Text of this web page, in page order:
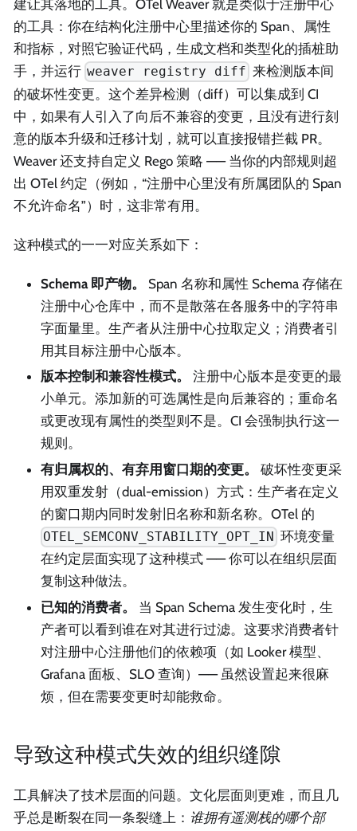
建让其落地的工具。OTel Weaver 就是类似于注册中心
的工具：你在结构化注册中心里描述你的 Span、属性
和指标，对照它验证代码，生成文档和类型化的插桩助
手，并运行 weaver registry diff 来检测版本间
的破坏性变更。这个差异检测（diff）可以集成到 CI
中，如果有人引入了向后不兼容的变更，且没有进行刻
意的版本升级和迁移计划，就可以直接报错拦截 PR。
Weaver 还支持自定义 Rego 策略 —— 当你的内部规则超
出 OTel 约定（例如，“注册中心里没有所属团队的 Span
不允许命名”）时，这非常有用。
这种模式的一一对应关系如下：
Schema 即产物。
Span 名称和属性 Schema 存储在
注册中心仓库中，而不是散落在各服务中的字符串
字面量里。生产者从注册中心拉取定义；消费者引
用其目标注册中心版本。
版本控制和兼容性模式。
注册中心版本是变更的最
小单元。添加新的可选属性是向后兼容的；重命名
或更改现有属性的类型则不是。CI 会强制执行这一
规则。
有归属权的、有弃用窗口期的变更。
破坏性变更采
用双重发射（dual-emission）方式：生产者在定义
的窗口期内同时发射旧名称和新名称。OTel 的
OTEL_SEMCONV_STABILITY_OPT_IN 环境变量
在约定层面实现了这种模式 —— 你可以在组织层面
复制这种做法。
已知的消费者。
当 Span Schema 发生变化时，生
产者可以看到谁在对其进行过滤。这要求消费者针
对注册中心注册他们的依赖项（如 Looker 模型、
Grafana 面板、SLO 查询）—— 虽然设置起来很麻
烦，但在需要变更时却能救命。
导致这种模式失效的组织缝隙
工具解决了技术层面的问题。文化层面则更难，而且几
乎总是断裂在同一条裂缝上： 谁拥有遥测栈的哪个部